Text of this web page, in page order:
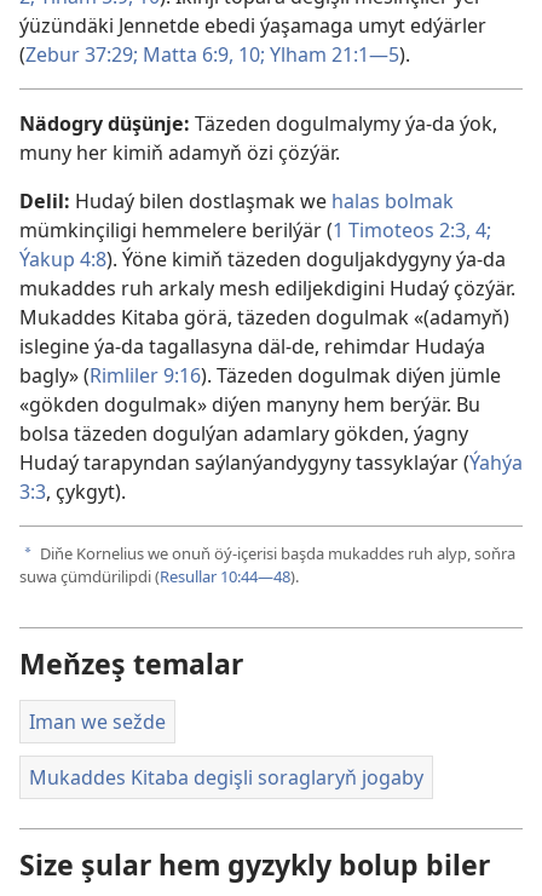
ýüzündäki Jennetde ebedi ýaşamaga umyt edýärler
(Zebur 37:29; Matta 6:9, 10; Ylham 21:1—5).
Nädogry düşünje: Täzeden dogulmalymy ýa-da ýok,
muny her kimiň adamyň özi çözýär.
Delil: Hudaý bilen dostlaşmak we halas bolmak
mümkinçiligi hemmelere berilýär (1 Timoteos 2:3, 4;
Ýakup 4:8). Ýöne kimiň täzeden doguljakdygyny ýa-da
mukaddes ruh arkaly mesh ediljekdigini Hudaý çözýär.
Mukaddes Kitaba görä, täzeden dogulmak «(adamyň)
islegine ýa-da tagallasyna däl-de, rehimdar Hudaýa
bagly» (Rimliler 9:16). Täzeden dogulmak diýen jümle
«gökden dogulmak» diýen manyny hem berýär. Bu
bolsa täzeden dogulýan adamlary gökden, ýagny
Hudaý tarapyndan saýlanýandygyny tassyklaýar (Ýahýa
3:3, çykgyt).
a Diňe Kornelius we onuň öý-içerisi başda mukaddes ruh alyp, soňra
suwa çümdürilipdi (Resullar 10:44—48).
Meňzeş temalar
Iman we sežde
Mukaddes Kitaba degişli soraglaryň jogaby
Size şular hem gyzykly bolup biler